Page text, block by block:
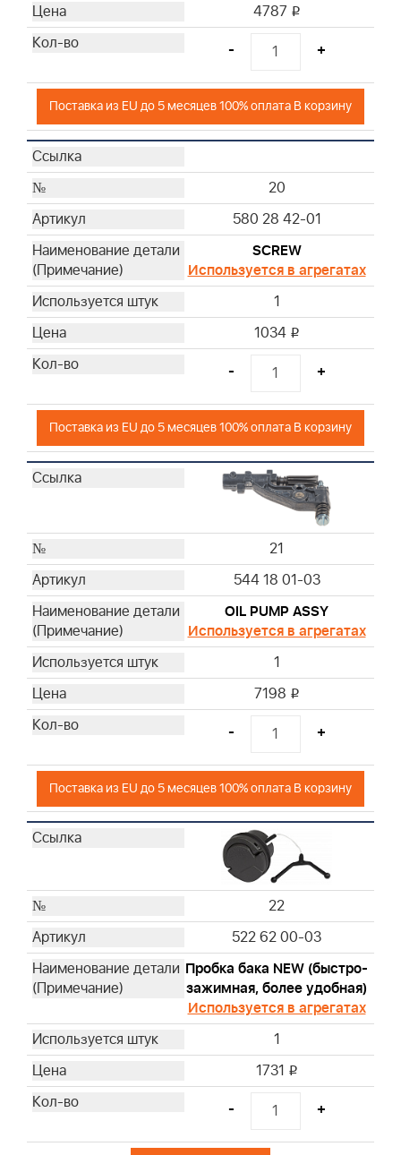
4787 i
- +
Поставка из EU до 5 месяцев 100% оплата В корзину
20
580 28 42-01
SCREW
Используется в агрегатах
1
1034 i
- +
Поставка из EU до 5 месяцев 100% оплата В корзину
21
544 18 01-03
OIL PUMP ASSY
Используется в агрегатах
1
7198 i
- +
Поставка из EU до 5 месяцев 100% оплата В корзину
22
522 62 00-03
Пробка бака NEW (быстро-
зажимная, более удобная)
Используется в агрегатах
1
1731 i
- +